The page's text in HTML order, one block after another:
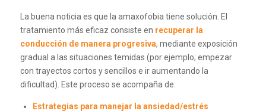
La buena noticia es que la amaxofobia tiene solución. El
tratamiento más eficaz consiste en recuperar la
conducción de manera progresiva, mediante exposición
gradual a las situaciones temidas (por ejemplo; empezar
con trayectos cortos y sencillos e ir aumentando la
dificultad). Este proceso se acompaña de:
Estrategias para manejar la ansiedad/estrés